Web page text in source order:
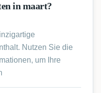
in maart?
Nutzen Sie die
um Ihre